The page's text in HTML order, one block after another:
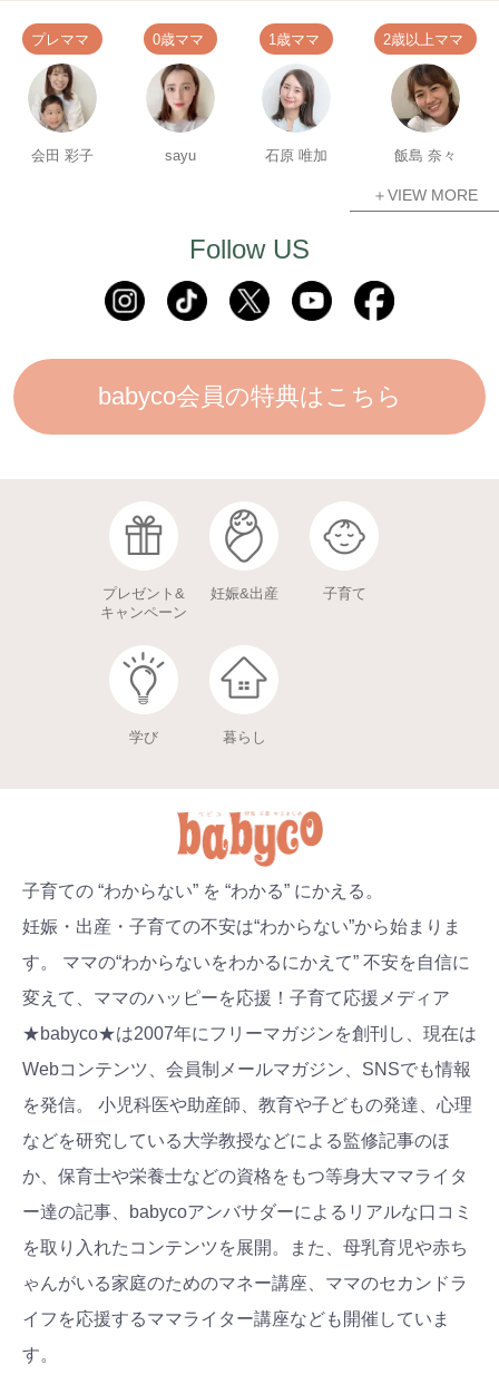
プレママ
会田 彩子
0歳ママ
sayu
1歳ママ
石原 唯加
2歳以上ママ
飯島 奈々
＋VIEW MORE
Follow US
babyco会員の特典はこちら
プレゼント&
キャンペーン
妊娠&出産 子育て
学び 暮らし
子育ての “わからない” を “わかる” にかえる。
妊娠・出産・子育ての不安は“わからない”から始まりま
す。 ママの“わからないをわかるにかえて” 不安を自信に
変えて、ママのハッピーを応援！子育て応援メディア
★babyco★は2007年にフリーマガジンを創刊し、現在は
Webコンテンツ、会員制メールマガジン、SNSでも情報
を発信。 小児科医や助産師、教育や子どもの発達、心理
などを研究している大学教授などによる監修記事のほ
か、保育士や栄養士などの資格をもつ等身大ママライタ
ー達の記事、babycoアンバサダーによるリアルな口コミ
を取り入れたコンテンツを展開。また、母乳育児や赤ち
ゃんがいる家庭のためのマネー講座、ママのセカンドラ
イフを応援するママライター講座なども開催していま
す。